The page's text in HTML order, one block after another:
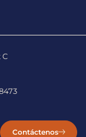
Contáctenos